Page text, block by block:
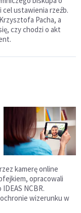
ustawienia rzeźb.
Pacha, a
czy chodzi o akt
kamerę online
opracowali
NCBR.
wizerunku w